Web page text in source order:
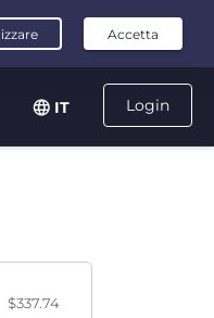
Login
IT
$337.74